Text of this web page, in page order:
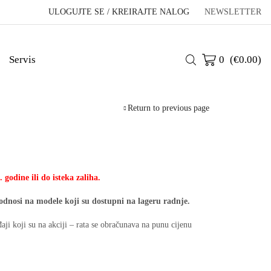
ULOGUJTE SE / KREIRAJTE NALOG NEWSLETTER
Servis 0 (€0.00)
Return to previous page
godine ili do isteka zaliha.
na modele koji su dostupni na lageru radnje.
koji su na akciji – rata se obračunava na punu cijenu